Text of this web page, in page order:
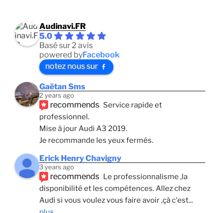
Audinavi.FR
5.0
Basé sur 2 avis
powered byFacebook
notez nous sur
Gaëtan Sms
2 years ago
recommends Service rapide et
professionnel.
Mise à jour Audi A3 2019.
Je recommande les yeux fermés.
Erick Henry Chavigny
3 years ago
recommends Le professionnalisme ,la
disponibilité et les compétences. Allez chez
Audi si vous voulez vous faire avoir ,çà c'est